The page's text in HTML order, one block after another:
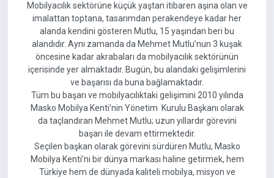
Mobilyacılık sektörüne küçük yaştan itibaren aşina olan ve
imalattan toptana, tasarımdan perakendeye kadar her
alanda kendini gösteren Mutlu, 15 yaşından beri bu
alandıdır. Aynı zamanda da Mehmet Mutlu’nun 3 kuşak
öncesine kadar akrabaları da mobilyacılık sektörünün
içerisinde yer almaktadır. Bugün, bu alandaki gelişimlerini
ve başarısı da buna bağlamaktadır.
Tüm bu başarı ve mobilyacılıktaki gelişimini 2010 yılında
Masko Mobilya Kenti’nin Yönetim Kurulu Başkanı olarak
da taçlandıran Mehmet Mutlu; uzun yıllardır görevini
başarı ile devam ettirmektedir.
Seçilen başkan olarak görevini sürdüren Mutlu, Masko
Mobilya Kenti’ni bir dünya markası haline getirmek, hem
Türkiye hem de dünyada kaliteli mobilya, misyon ve